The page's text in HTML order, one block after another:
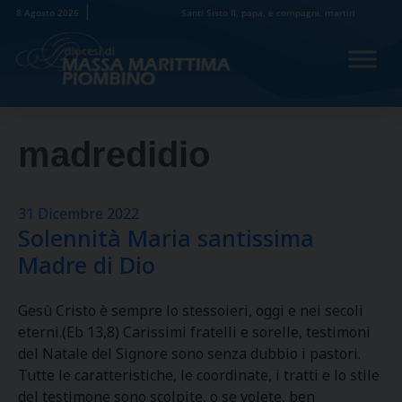
Skip
content
8 Agosto 2026 Santi Sisto II, papa, e compagni, martiri
madredidio
31 Dicembre 2022
Solennità Maria santissima
Madre di Dio
Gesù Cristo è sempre lo stessoieri, oggi e nei secoli
eterni.(Eb 13,8) Carissimi fratelli e sorelle, testimoni
del Natale del Signore sono senza dubbio i pastori.
Tutte le caratteristiche, le coordinate, i tratti e lo stile
del testimone sono scolpite, o se volete, ben